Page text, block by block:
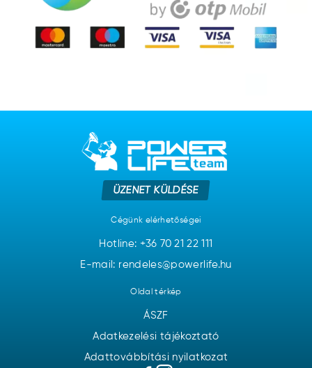
ÜZENET KÜLDÉSE
Cégünk elérhetőségei
Hotline: +36 70 21 22 111
E-mail: rendeles@powerlife.hu
Oldal térkép
ÁSZF
Adatkezelési tájékoztató
Adattovábbítási nyilatkozat